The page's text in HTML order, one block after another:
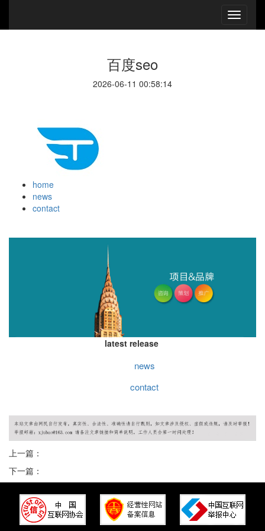
百度seo
2026-06-11 00:58:14
home
news
contact
latest release
news
contact
上一篇：
下一篇：